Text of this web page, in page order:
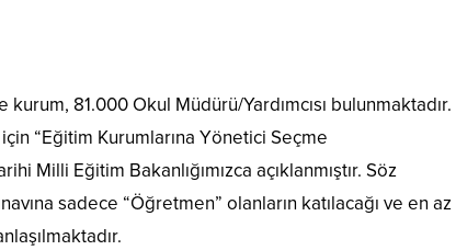
81.000 Okul Müdürü/Yardımcısı bulunmaktadır.
“Eğitim Kurumlarına Yönetici Seçme
Milli Eğitim Bakanlığımızca açıklanmıştır. Söz
sadece “Öğretmen” olanların katılacağı ve en az